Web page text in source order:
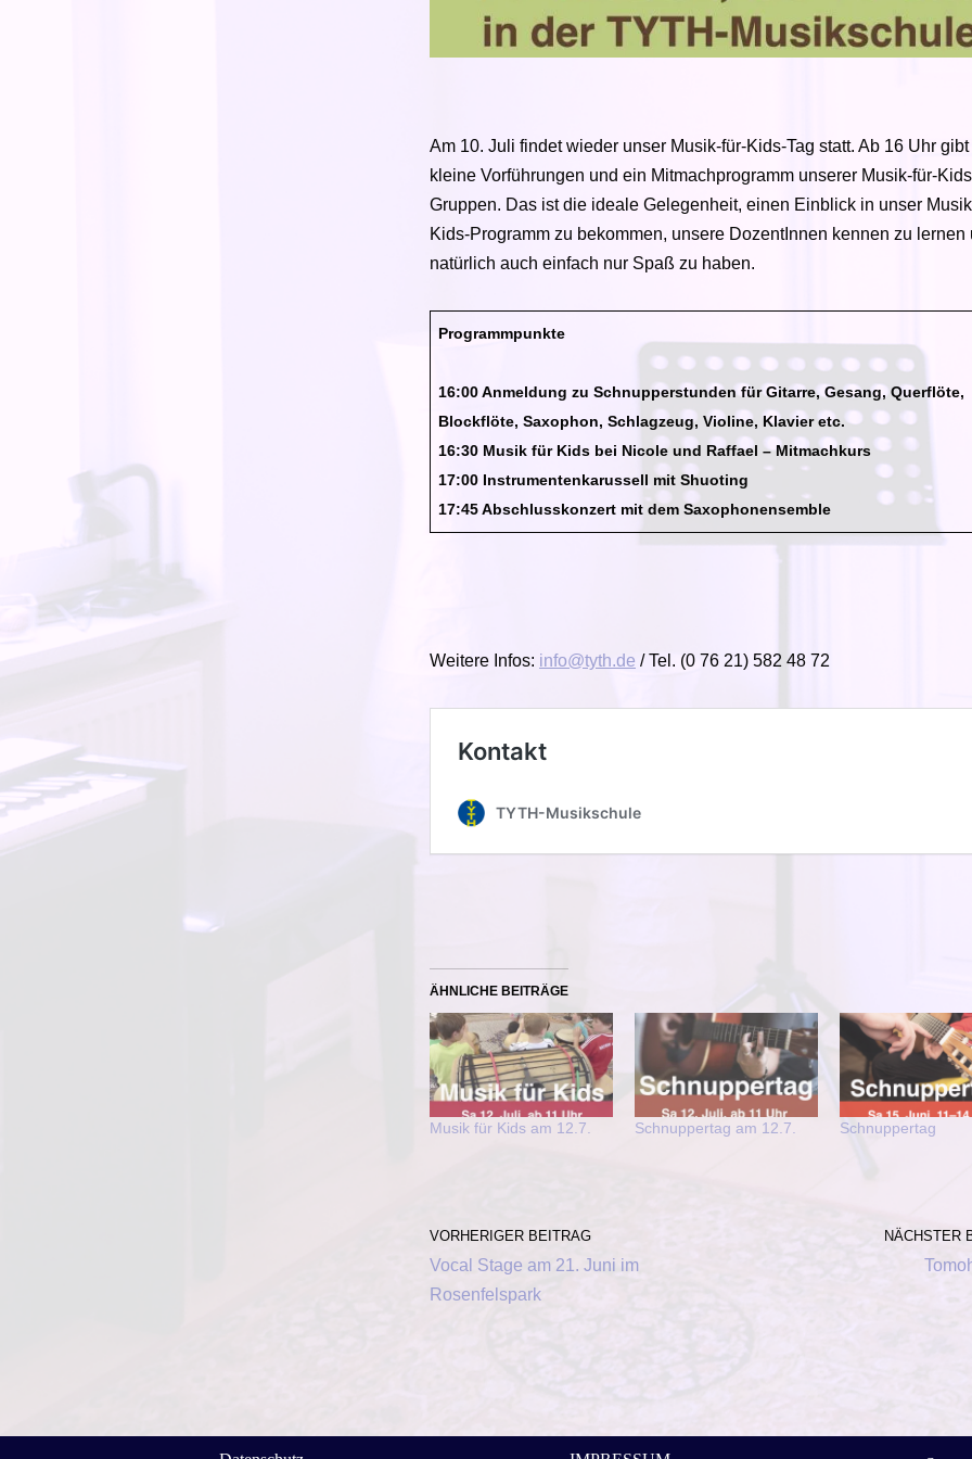
Am 10. Juli findet wieder unser Musik-für-Kids-Tag statt. Ab 16 Uhr gibt
kleine Vorführungen und ein Mitmachprogramm unserer Musik-für-
Gruppen. Das ist die ideale Gelegenheit, einen Einblick in unser
Kids-Programm zu bekommen, unsere DozentInnen kennen zu lernen
natürlich auch einfach nur Spaß zu haben.
Programmpunkte
16:00 Anmeldung zu Schnupperstunden für Gitarre, Gesang, Querflöte,
Blockflöte, Saxophon, Schlagzeug, Violine, Klavier etc.
16:30 Musik für Kids bei Nicole und Raffael – Mitmachkurs
17:00 Instrumentenkarussell mit Shuoting
17:45 Abschlusskonzert mit dem Saxophonensemble
Weitere Infos: info@tyth.de / Tel. (0 76 21) 582 48 72
ÄHNLICHE BEITRÄGE
Musik für Kids am 12.7. Schnuppertag am 12.7. Schnuppertag
VORHERIGER BEITRAG
Vocal Stage am 21. Juni im
Rosenfelspark
NÄCHSTER